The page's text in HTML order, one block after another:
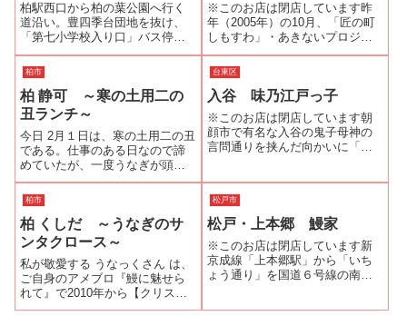
柏駅西口から柏の葉公園へ行く
道沿い。豊四季台団地を抜け、
「第七小学校入り口」バス停の
先、右側にある鰻と天ぷらがメ
インの和食のお店です。鰻は、
ご主人の丁寧な仕事ぶりが伺
え、上品な仕上がりです。鰻の
ワイルドさを求める方には、ち
ょっと物足りないか...
※このお店は閉店しています昨
年（2005年）の10月、「匠の町
しもすわ」・あきないプロジェ
クトの原様から「う＠かみや履
物店」の情報を頂きました。
「下諏訪の食をゆっくり楽しめ
る場所が欲しいね」、誰からと
なくそんな想いが高まってい
き、その想いが...
柏市
柏 静可 ～寒の土用二の
丑ランチ～
今日 2月１日は、寒の土用二の丑
である。仕事のある日なので諦
めていたが、一度うなぎが頭に
入ってしまうとどうもいけな
い。近間のうなぎ屋さんを「千
葉県うなぎ屋さんリンク」で覗
いてみる。すると、日立柏サッ
カー場近くの『うなぎ静可』の
お品書きでは、...
台東区
入谷 味乃江戸っ子
※このお店は閉店しています朝
顔市で有名な入谷の鬼子母神の
言問通りを挟んだ向かいに「味
価格設定です。しかも備長炭の
炭火焼きなのです。この日は
1350円の「う...
柏市
柏 くしだ ～うなぎのサ
ンタクロース～
私が敬愛する うなっくさん は、
ご自身のアメブロ『鰻に魅せら
れて』で2010年から【クリスマ
スにうなぎ】を提唱している。
松戸市
松戸・上本郷 鰻家
※このお店は閉店しています新
京成線「上本郷駅」から「いち
ょう通り」を国道６号線の南花